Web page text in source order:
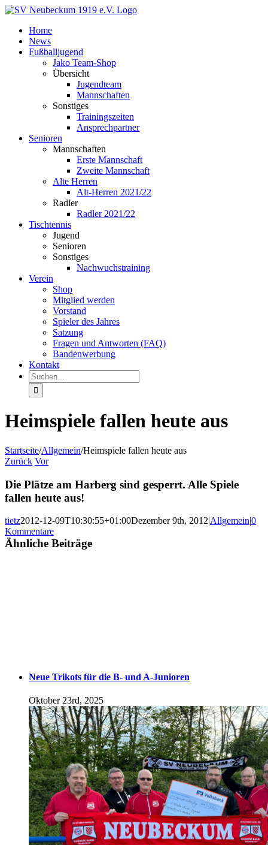
Zum
springenHome
News
Fußballjugend
Jako Team-Shop
Übersicht
Jugendteam
Mannschaften
Sonstiges
Trainingszeiten
Ansprechpartner
Senioren
Mannschaften
Erste Mannschaft
Zweite Mannschaft
Alte Herren
Alt-Herren 2021/22
Radler
Radler 2021/22
Tischtennis
Jugend
Senioren
Sonstiges
Nachwuchstraining
Verein
Shop
Mitglied werden
Vorstand
Spieler des Jahres
Satzung
Fragen und Antworten (FAQ)
Bandenwerbung
Kontakt
Suche
nach:
Heimspiele fallen heute aus
Startseite/Allgemein/Heimspiele fallen heute aus
Zurück Vor
Die Plätze am Harberg sind gesperrt. Alle Spiele
fallen heute aus!
tietz2012-12-09T10:30:55+01:00Dezember 9th, 2012|Allgemein|0
Kommentare
Ähnliche Beiträge
Neue Trikots für die B- und A-Junioren
Oktober 23rd, 2025